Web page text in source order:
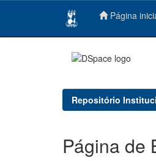
Página
Repositório
Página de